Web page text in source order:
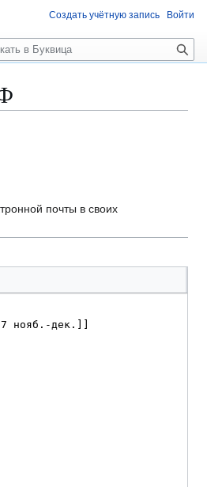
почты в своих
Создать учётную запись Войти